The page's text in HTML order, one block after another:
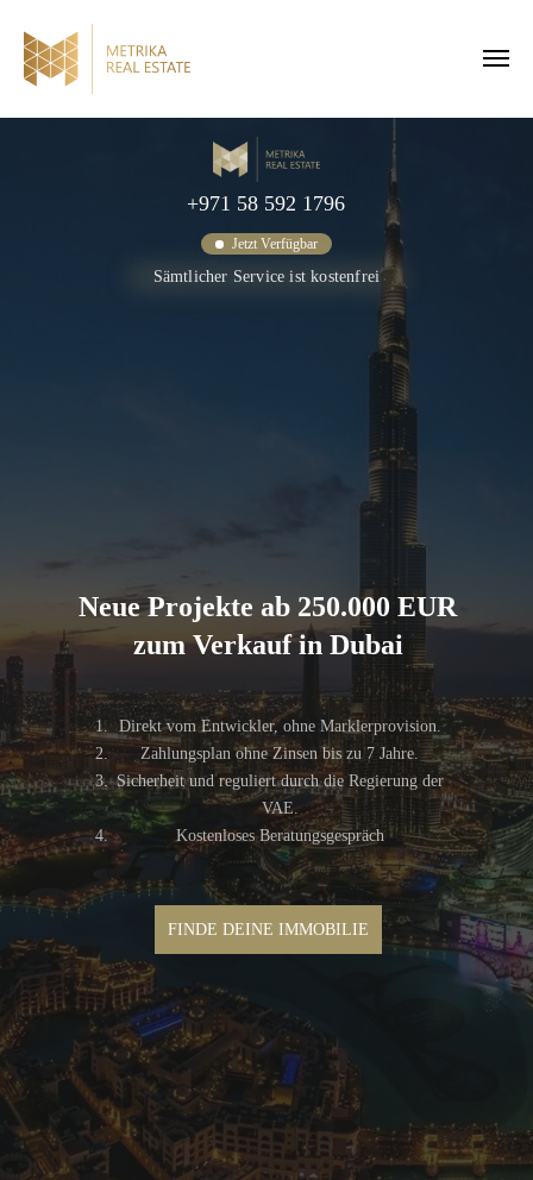
+971 58 592 1796
Jetzt Verfügbar
Sämtlicher Service ist kostenfrei
Neue Projekte ab 250.000 EUR
zum Verkauf in Dubai
Direkt vom Entwickler, ohne Marklerprovision.
Zahlungsplan ohne Zinsen bis zu 7 Jahre.
Sicherheit und reguliert durch die Regierung der
VAE.
Kostenloses Beratungsgespräch
FINDE DEINE IMMOBILIE